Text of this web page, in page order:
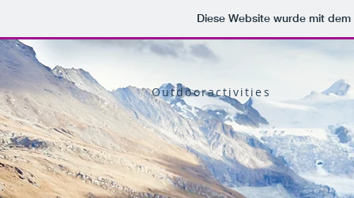
Diese Website wurde mit
Outdooractivities